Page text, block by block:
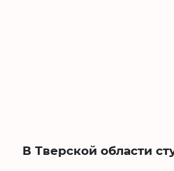
В Тверской области